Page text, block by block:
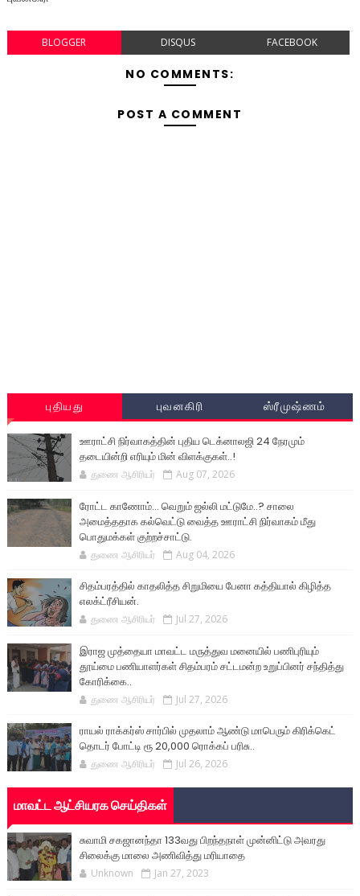
BLOGGER DISQUS FACEBOOK
NO COMMENTS:
POST A COMMENT
புதியது புவனகிரி ஸ்ரீமுஷ்ணம்
ஊராட்சி நிர்வாகத்தின் புதிய டெக்னாலஜி 24 நேரமும்
தடையின்றி எரியும் மின் விளக்குகள்..!
துணை ஆசிரியர் Aug 07, 2026
ரோட்ட காணோம்... வெறும் ஜல்லி மட்டுமே..? சாலை
அமைத்ததாக கல்வெட்டு வைத்த ஊராட்சி நிர்வாகம் மீது
பொதுமக்கள் குற்றச்சாட்டு.
துணை ஆசிரியர் Aug 04, 2026
சிதம்பரத்தில் காதலித்த சிறுமியை பேனா கத்தியால் கிழித்த
எலக்ட்ரீசியன்.
துணை ஆசிரியர் Jul 27, 2026
இராஜ முத்தையா மாவட்ட மருத்துவ மனையில் பணிபுரியும்
தூய்மை பணியாளர்கள் சிதம்பரம் சட்டமன்ற உறுப்பினர் சந்தித்து
கோரிக்கை..
துணை ஆசிரியர் Jul 27, 2026
ராயல் ராக்கர்ஸ் சார்பில் முதலாம் ஆண்டு மாபெரும் கிரிக்கெட்
தொடர் போட்டி ரூ 20,000 ரொக்கப் பரிசு..
துணை ஆசிரியர் Jul 26, 2026
மாவட்ட ஆட்சியரக செய்திகள்
சுவாமி சகஜானந்தா 133வது பிறந்தநாள் முன்னிட்டு அவரது
சிலைக்கு மாலை அணிவித்து மரியாதை
Unknown Jan 27, 2023